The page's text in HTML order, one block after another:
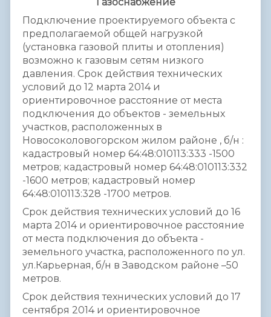
Подключение проектируемого объекта с
предполагаемой общей нагрузкой
(установка газовой плиты и отопления)
возможно к газовым сетям низкого
давления. Срок действия технических
условий до 12 марта 2014 и
ориентировочное расстояние от места
подключения до объектов - земельных
участков, расположенных в
Новосоколовогорском жилом районе , б/н :
кадастровый номер 64:48:010113:333 -1500
метров; кадастровый номер 64:48:010113:332
-1600 метров; кадастровый номер
64:48:010113:328 -1700 метров.
Срок действия технических условий до 16
марта 2014 и ориентировочное расстояние
от места подключения до объекта -
земельного участка, расположенного по ул.
ул.Карьерная, б/н в Заводском районе –50
метров.
Срок действия технических условий до 17
сентября 2014 и ориентировочное